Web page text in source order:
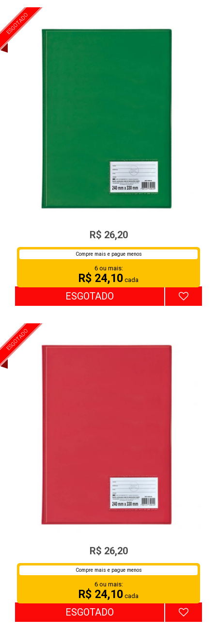
ESGOTADO
PASTA CAT. 50 ENV. FINO 1090VD
R$ 26,20
Compre mais e pague menos
6 ou mais:
R$ 24,10 cada
ESGOTADO
ESGOTADO
PASTA CAT. 50 ENV. FINO 1090VM
R$ 26,20
Compre mais e pague menos
6 ou mais:
R$ 24,10 cada
ESGOTADO